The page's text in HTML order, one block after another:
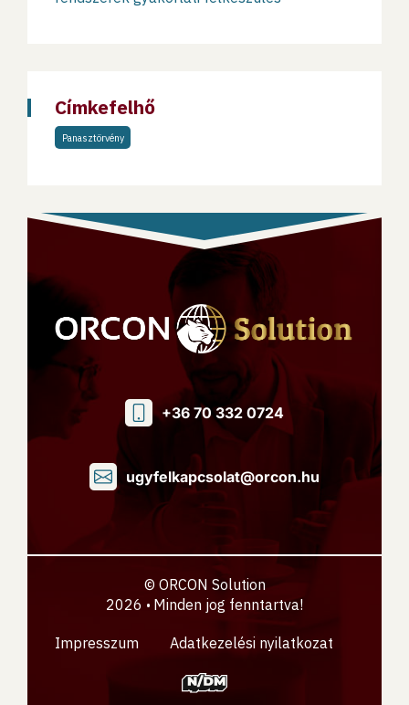
Címkefelhő
Panasztörvény
+36 70 332 0724
ugyfelkapcsolat@orcon.hu
© ORCON Solution
2026 • Minden jog fenntartva!
Impresszum Adatkezelési nyilatkozat